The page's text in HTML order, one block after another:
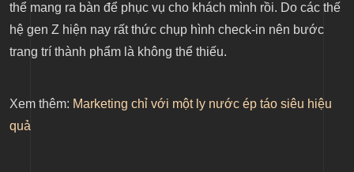
thể mang ra bàn để phục vụ cho khách mình rồi. Do các thế
hệ gen Z hiện nay rất thức chụp hình check-in nên bước
trang trí thành phẩm là không thể thiếu.
Xem thêm: Marketing chỉ với một ly nước ép táo siêu hiệu
quả